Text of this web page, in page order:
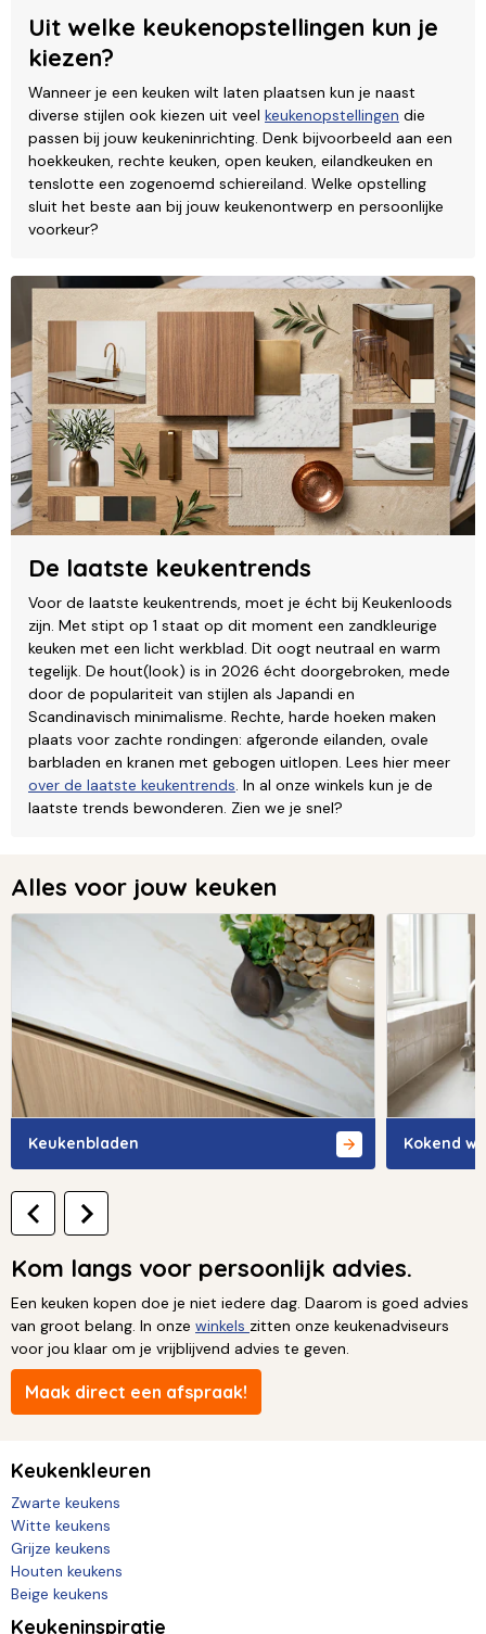
Uit welke keukenopstellingen kun je
kiezen?
Wanneer je een keuken wilt laten plaatsen kun je naast
diverse stijlen ook kiezen uit veel keukenopstellingen die
passen bij jouw keukeninrichting. Denk bijvoorbeeld aan een
hoekkeuken, rechte keuken, open keuken, eilandkeuken en
tenslotte een zogenoemd schiereiland. Welke opstelling
sluit het beste aan bij jouw keukenontwerp en persoonlijke
voorkeur?
De laatste keukentrends
Voor de laatste keukentrends, moet je écht bij Keukenloods
zijn. Met stipt op 1 staat op dit moment een zandkleurige
keuken met een licht werkblad. Dit oogt neutraal en warm
tegelijk. De hout(look) is in 2026 écht doorgebroken, mede
door de populariteit van stijlen als Japandi en
Scandinavisch minimalisme. Rechte, harde hoeken maken
plaats voor zachte rondingen: afgeronde eilanden, ovale
barbladen en kranen met gebogen uitlopen. Lees hier meer
over de laatste keukentrends. In al onze winkels kun je de
laatste trends bewonderen. Zien we je snel?
Alles voor jouw keuken
Keukenbladen Kokend
Kom langs voor persoonlijk advies.
Een keuken kopen doe je niet iedere dag. Daarom is goed advies
van groot belang. In onze winkels zitten onze keukenadviseurs
voor jou klaar om je vrijblijvend advies te geven.
Maak direct een afspraak!
Keukenkleuren
Zwarte keukens
Witte keukens
Grijze keukens
Houten keukens
Beige keukens
Keukeninspiratie